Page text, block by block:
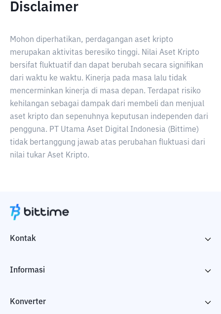
Disclaimer
Mohon diperhatikan, perdagangan aset kripto
merupakan aktivitas beresiko tinggi. Nilai Aset Kripto
bersifat fluktuatif dan dapat berubah secara signifikan
dari waktu ke waktu. Kinerja pada masa lalu tidak
mencerminkan kinerja di masa depan. Terdapat risiko
kehilangan sebagai dampak dari membeli dan menjual
aset kripto dan sepenuhnya keputusan independen dari
pengguna. PT Utama Aset Digital Indonesia (Bittime)
tidak bertanggung jawab atas perubahan fluktuasi dari
nilai tukar Aset Kripto.
Kontak
Informasi
Konverter